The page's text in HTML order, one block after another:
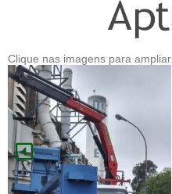
Clique nas imagens para ampliar.